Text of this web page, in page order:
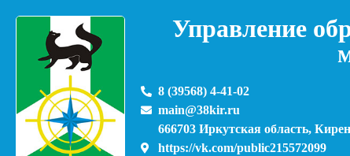
Управление
8 (39568) 4-41-02
main@38kir.ru
666703 Иркутская область,
https://vk.com/public215572099